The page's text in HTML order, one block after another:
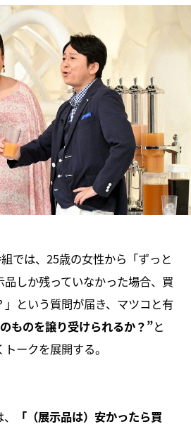
では、25歳の女性から「ずっと
しか残っていなかった場合、買
」という質問が届き、マツコと有
ものを譲り受けられるか？”と
ークを展開する。
「（展示品は）安かったら買